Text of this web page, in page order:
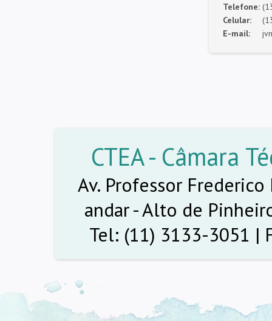
Telefone:
Celular:
E-mail:
CTEA - Câmara
Av. Professor Frederico
andar - Alto de
Tel: (11) 3133-3051 |